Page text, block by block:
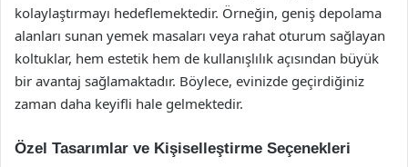
kolaylaştırmayı hedeflemektedir. Örneğin, geniş depolama
alanları sunan yemek masaları veya rahat oturum sağlayan
koltuklar, hem estetik hem de kullanışlılık açısından büyük
bir avantaj sağlamaktadır. Böylece, evinizde geçirdiğiniz
zaman daha keyifli hale gelmektedir.
Özel Tasarımlar ve Kişiselleştirme Seçenekleri